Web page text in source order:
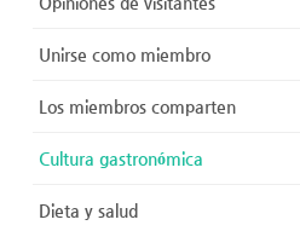
Unirse como miembro
Los miembros comparten
Cultura gastronómica
Dieta y salud